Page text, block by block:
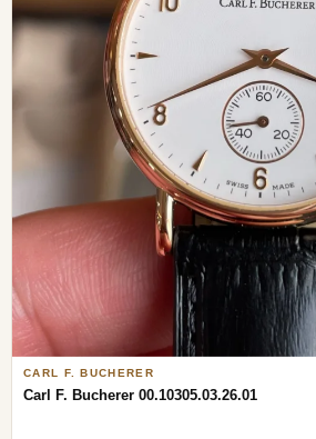
CARL F. BUCHERER
Carl F. Bucherer 00.10305.03.26.01